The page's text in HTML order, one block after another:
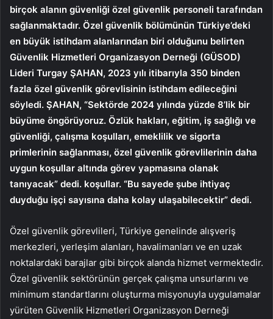
birçok alanın güvenliği özel güvenlik personeli tarafından
sağlanmaktadır. Özel güvenlik bölümünün Türkiye’deki
en büyük istihdam alanlarından biri olduğunu belirten
Güvenlik Hizmetleri Organizasyon Derneği (GÜSOD)
Lideri Turgay ŞAHAN, 2023 yılı itibarıyla 350 binden
fazla özel güvenlik görevlisinin istihdam edileceğini
söyledi. ŞAHAN, “Sektörde 2024 yılında yüzde 8’lik bir
büyüme öngörüyoruz. Özlük hakları, eğitim, iş sağlığı ve
güvenliği, çalışma koşulları, emeklilik ve sigorta
primlerinin sağlanması, özel güvenlik görevlilerinin daha
uygun koşullar altında görev yapmasına olanak
tanıyacak” dedi. koşullar. “Bu sayede şube ihtiyaç
duyduğu işçi sayısına daha kolay ulaşabilecektir” dedi.
Özel güvenlik görevlileri, Türkiye genelinde alışveriş
merkezleri, yerleşim alanları, havalimanları ve en uzak
noktalardaki barajlar gibi birçok alanda hizmet vermektedir.
Özel güvenlik sektörünün gerçek çalışma unsurlarını ve
minimum standartlarını oluşturma misyonuyla uygulamalar
yürüten Güvenlik Hizmetleri Organizasyon Derneği